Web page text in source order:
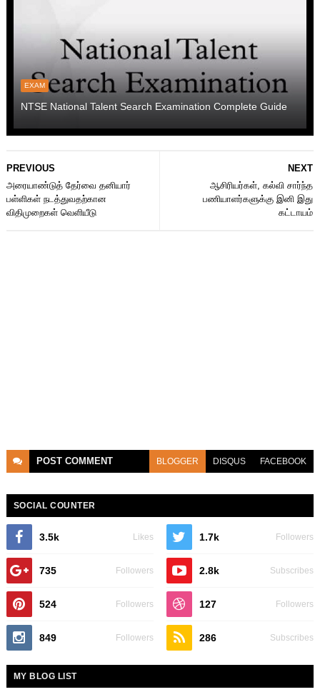
EXAM
NTSE National Talent Search Examination Complete Guide
NEXT
ஆசிரியர்கள், கல்வி சார்ந்த
பணியாளர்களுக்கு இனி இது
கட்டாயம்
PREVIOUS
அரையாண்டுத் தேர்வை தனியார்
பள்ளிகள் நடத்துவதற்கான
விதிமுறைகள் வெளியீடு
POST COMMENT BLOGGER DISQUS FACEBOOK
SOCIAL COUNTER
3.5k Likes 1.7k Followers
735 Followers 2.8k Subscribes
524 Followers 127 Followers
849 Followers 286 Subscribes
MY BLOG LIST